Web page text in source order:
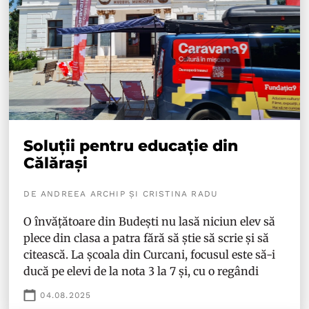
Soluții pentru educație din
Călărași
DE ANDREEA ARCHIP ȘI CRISTINA RADU
O învățătoare din Budești nu lasă niciun elev să
plece din clasa a patra fără să știe să scrie și să
citească. La școala din Curcani, focusul este să-i
ducă pe elevi de la nota 3 la 7 și, cu o regândi
04.08.2025